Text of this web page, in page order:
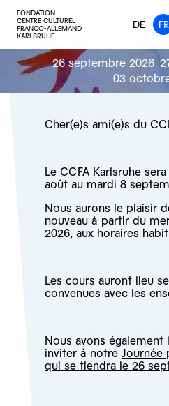
FONDATION
CENTRE CULTUREL
FRANCO-ALLEMAND
KARLSRUHE
DE FR
26 septembre 2026
03
Cher(e)s ami(e)s du
Le CCFA Karlsruhe
août au mardi 8
Nous aurons le plaisir
nouveau à partir du
2026, aux horaires
Les cours auront lieu
convenues avec les
Nous avons également
inviter à notre Journée
qui se tiendra le 26